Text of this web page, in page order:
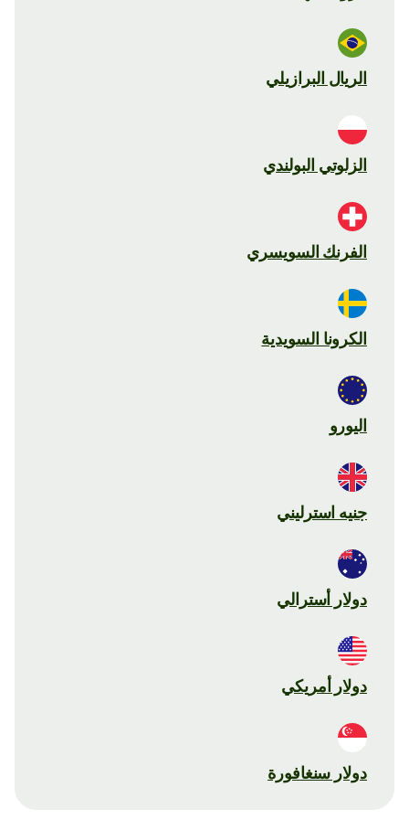
الريال البرازيلي
الزلوتي البولندي
الفرنك السويسري
الكرونا السويدية
اليورو
جنيه استرليني
دولار أسترالي
دولار أمريكي
دولار سنغافورة